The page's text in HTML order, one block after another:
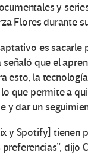
y
Flores durante
es
señaló que el
esto, la
que permite a
y dar un
y Spotify] tienen
dijo